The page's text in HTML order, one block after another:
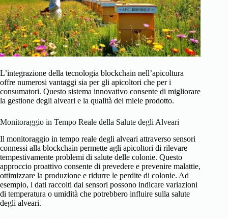
L’integrazione della tecnologia blockchain nell’apicoltura
offre numerosi vantaggi sia per gli apicoltori che per i
consumatori. Questo sistema innovativo consente di migliorare
la gestione degli alveari e la qualità del miele prodotto.
Monitoraggio in Tempo Reale della Salute degli Alveari
Il monitoraggio in tempo reale degli alveari attraverso sensori
connessi alla blockchain permette agli apicoltori di rilevare
tempestivamente problemi di salute delle colonie. Questo
approccio proattivo consente di prevedere e prevenire malattie,
ottimizzare la produzione e ridurre le perdite di colonie. Ad
esempio, i dati raccolti dai sensori possono indicare variazioni
di temperatura o umidità che potrebbero influire sulla salute
degli alveari.